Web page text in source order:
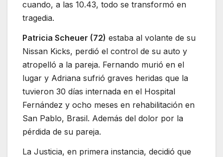
cuando, a las 10.43, todo se transformó en
tragedia.
Patricia Scheuer (72) estaba al volante de su
Nissan Kicks, perdió el control de su auto y
atropelló a la pareja. Fernando murió en el
lugar y Adriana sufrió graves heridas que la
tuvieron 30 días internada en el Hospital
Fernández y ocho meses en rehabilitación en
San Pablo, Brasil. Además del dolor por la
pérdida de su pareja.
La Justicia, en primera instancia, decidió que